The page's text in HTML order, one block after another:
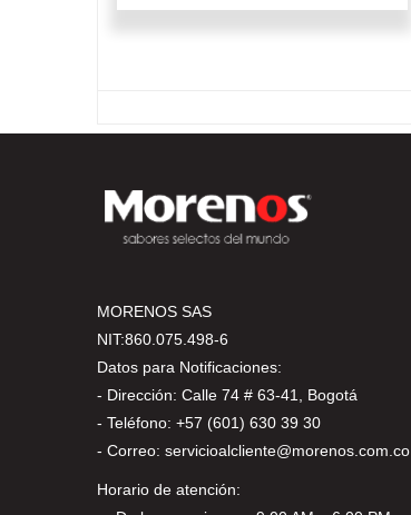
MORENOS SAS
NIT:860.075.498-6
Datos para Notificaciones:
- Dirección: Calle 74 # 63-41, Bogotá
- Teléfono: +57 (601) 630 39 30
- Correo: servicioalcliente@morenos.com.co
Horario de atención: